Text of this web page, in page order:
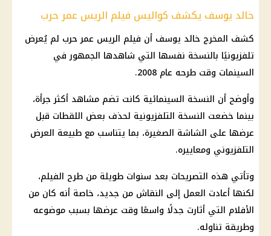
خالد يوسف يكشف كواليس فيلم الريس عمر حرب
كشف المخرج خالد يوسف أن فيلم الريس عمر حرب لم يُعرض
تلفزيونيًا بالنسخة نفسها التي شاهدها الجمهور في
السينمات وقت طرحه عام 2008.
وأوضح أن النسخة السينمائية كانت تضم مشاهد أكثر جرأة،
بينما خضعت النسخة التلفزيونية لحذف بعض اللقطات قبل
عرضها على الشاشة الصغيرة، بما يتناسب مع طبيعة العرض
التلفزيوني ومعاييره.
وتأتي هذه التصريحات بعد سنوات طويلة من طرح الفيلم،
لكنها أعادت العمل إلى النقاش من جديد، خاصة أنه كان من
الأفلام التي أثارت جدلًا واسعًا وقت عرضها بسبب موضوعه
وطريقة تناوله.